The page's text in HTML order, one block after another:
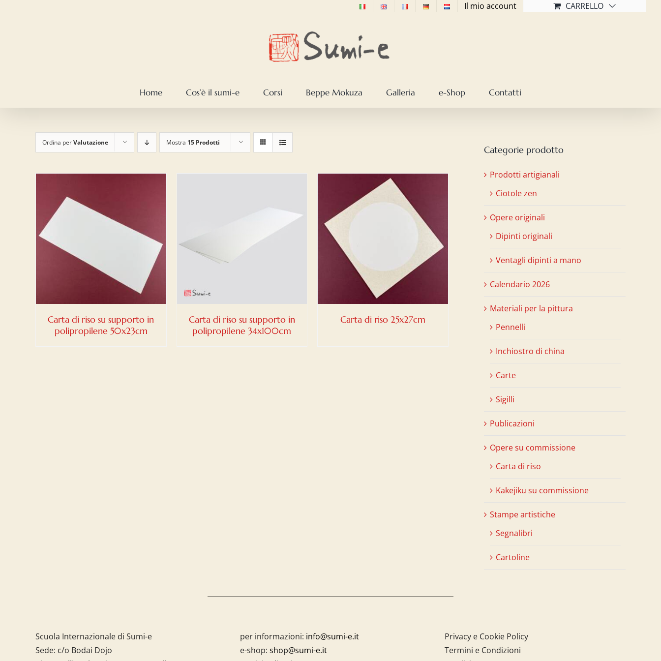
Il mio account CARRELLO
Home Cos’è il sumi-e Corsi Beppe Mokuza Galleria e-Shop Contatti
Ordina perValutazione Mostra 15 Prodotti
Carta di riso su supporto in
polipropilene 50x23cm
Carta di riso su supporto in
polipropilene 34x100cm
DETTAGLI
Carta di riso 25x27cm
Categorie prodotto
Prodotti artigianali
Ciotole zen
Opere originali
Dipinti originali
Ventagli dipinti a mano
Calendario 2026
Materiali per la pittura
Pennelli
Inchiostro di china
Carte
Sigilli
Publicazioni
Opere su commissione
Carta di riso
Kakejiku su commissione
Stampe artistiche
Segnalibri
Cartoline
Scuola Internazionale di Sumi-e
Sede: c/o Bodai Dojo
per informazioni: info@sumi-e.it
e-shop: shop@sumi-e.it
Privacy e Cookie Policy
Termini e Condizioni